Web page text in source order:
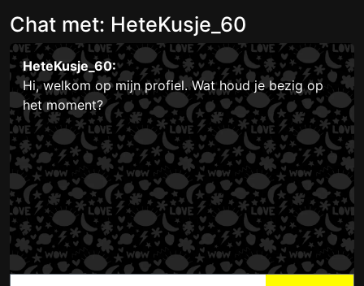
Chat met: HeteKusje_60
HeteKusje_60:
Hi, welkom op mijn profiel. Wat houd je bezig op
het moment?